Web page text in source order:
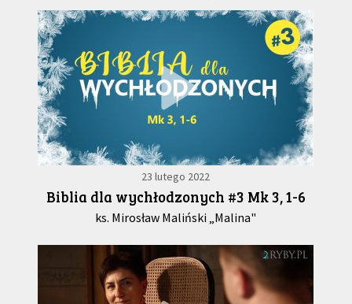
23 lutego 2022
Biblia dla wychłodzonych #3 Mk 3, 1-6
ks. Mirosław Maliński „Malina"